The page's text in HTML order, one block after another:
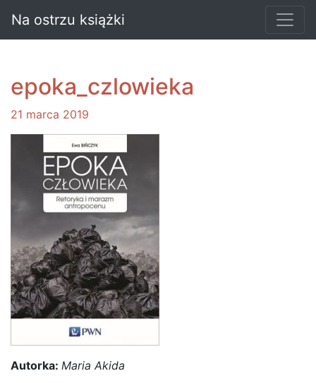
Na ostrzu książki
epoka_czlowieka
21 marca 2019
Autorka: Maria Akida